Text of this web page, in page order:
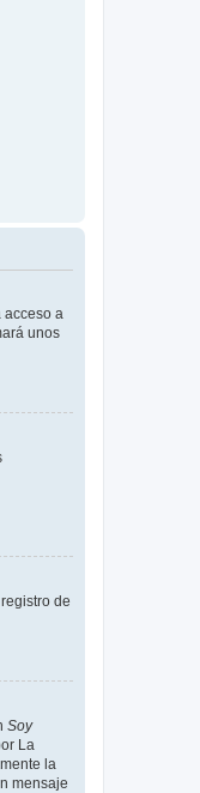
acceso a
unos
de
Soy
La
la
mensaje